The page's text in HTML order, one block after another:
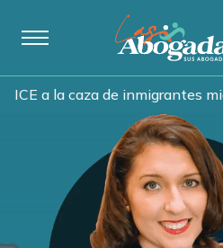
ICE a la caza de inmigrantes